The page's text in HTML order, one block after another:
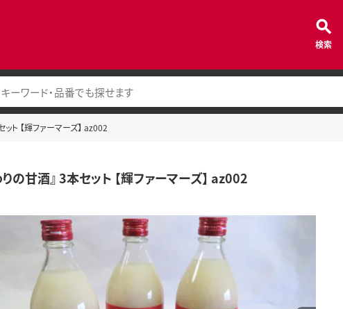
検索
ット 【輝ファーマーズ】 az002
りの甘酒』 3本セット 【輝ファーマーズ】 az002